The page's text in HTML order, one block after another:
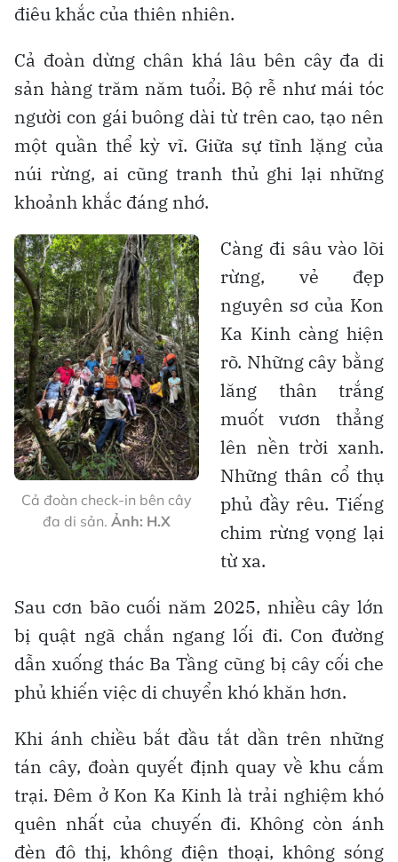
điêu khắc của thiên nhiên.
Cả đoàn dừng chân khá lâu bên cây đa di
sản hàng trăm năm tuổi. Bộ rễ như mái tóc
người con gái buông dài từ trên cao, tạo nên
một quần thể kỳ vĩ. Giữa sự tĩnh lặng của
núi rừng, ai cũng tranh thủ ghi lại những
khoảnh khắc đáng nhớ.
Cả đoàn check-in bên cây
đa di sản. Ảnh: H.X
Càng đi sâu vào lõi
rừng, vẻ đẹp
nguyên sơ của Kon
Ka Kinh càng hiện
rõ. Những cây bằng
lăng thân trắng
muốt vươn thẳng
lên nền trời xanh.
Những thân cổ thụ
phủ đầy rêu. Tiếng
chim rừng vọng lại
từ xa.
Sau cơn bão cuối năm 2025, nhiều cây lớn
bị quật ngã chắn ngang lối đi. Con đường
dẫn xuống thác Ba Tầng cũng bị cây cối che
phủ khiến việc di chuyển khó khăn hơn.
Khi ánh chiều bắt đầu tắt dần trên những
tán cây, đoàn quyết định quay về khu cắm
trại. Đêm ở Kon Ka Kinh là trải nghiệm khó
quên nhất của chuyến đi. Không còn ánh
đèn đô thị, không điện thoại, không sóng